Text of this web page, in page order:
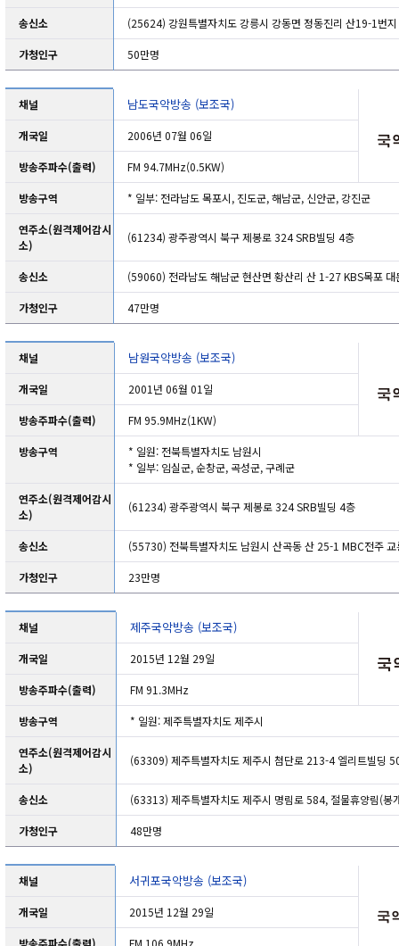
송신소 (25624) 강원특별자치도 강릉시 강동면 정동진리 산19-1번지
가청인구 50만명
채널 남도국악방송 (보조국)
개국일 2006년 07월 06일
방송주파수(출력) FM 94.7MHz(0.5KW)
방송구역 * 일부: 전라남도 목포시, 진도군, 해남군, 신안군, 강진군
연주소(원격제어감시
소)
(61234) 광주광역시 북구 제봉로 324 SRB빌딩 4층
송신소 (59060) 전라남도 해남군 현산면 황산리 산 1-27 KBS목포 대
가청인구 47만명
채널 남원국악방송 (보조국)
개국일 2001년 06월 01일
방송주파수(출력) FM 95.9MHz(1KW)
방송구역
* 일원: 전북특별자치도 남원시
* 일부: 임실군, 순창군, 곡성군, 구례군
연주소(원격제어감시
소)
(61234) 광주광역시 북구 제봉로 324 SRB빌딩 4층
송신소 (55730) 전북특별자치도 남원시 산곡동 산 25-1 MBC전주
가청인구 23만명
채널 제주국악방송 (보조국)
개국일 2015년 12월 29일
방송주파수(출력) FM 91.3MHz
방송구역 * 일원: 제주특별자치도 제주시
연주소(원격제어감시
소)
(63309) 제주특별자치도 제주시 첨단로 213-4 엘리트빌딩
송신소 (63313) 제주특별자치도 제주시 명림로 584, 절물휴양림(봉
가청인구 48만명
채널 서귀포국악방송 (보조국)
개국일 2015년 12월 29일
방송주파수(출력) FM 106.9MHz